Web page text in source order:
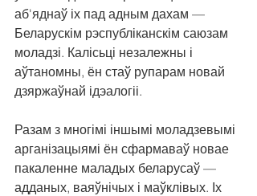
аб'яднаў іх пад адным дахам —
Беларускім рэспубліканскім саюзам
моладзі. Калісьці незалежны і
аўтаномны, ён стаў рупарам новай
дзяржаўнай ідэалогіі.
Разам з многімі іншымі моладзевымі
арганізацыямі ён сфармаваў новае
пакаленне маладых беларусаў —
адданых, ваяўнічых і маўклівых. Іх